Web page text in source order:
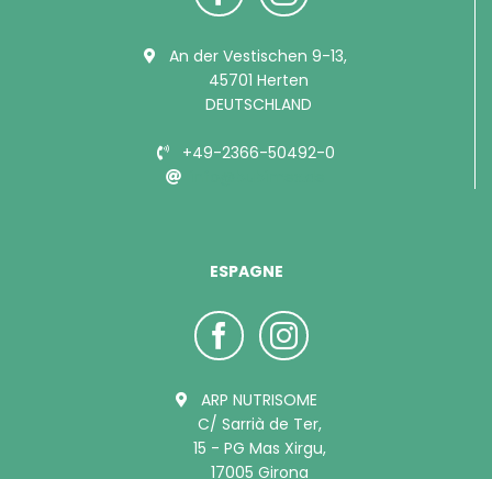
An der Vestischen 9-13,
45701 Herten
DEUTSCHLAND
+49-2366-50492-0
ESPAGNE
ARP NUTRISOME
C/ Sarrià de Ter,
15 - PG Mas Xirgu,
17005 Girona